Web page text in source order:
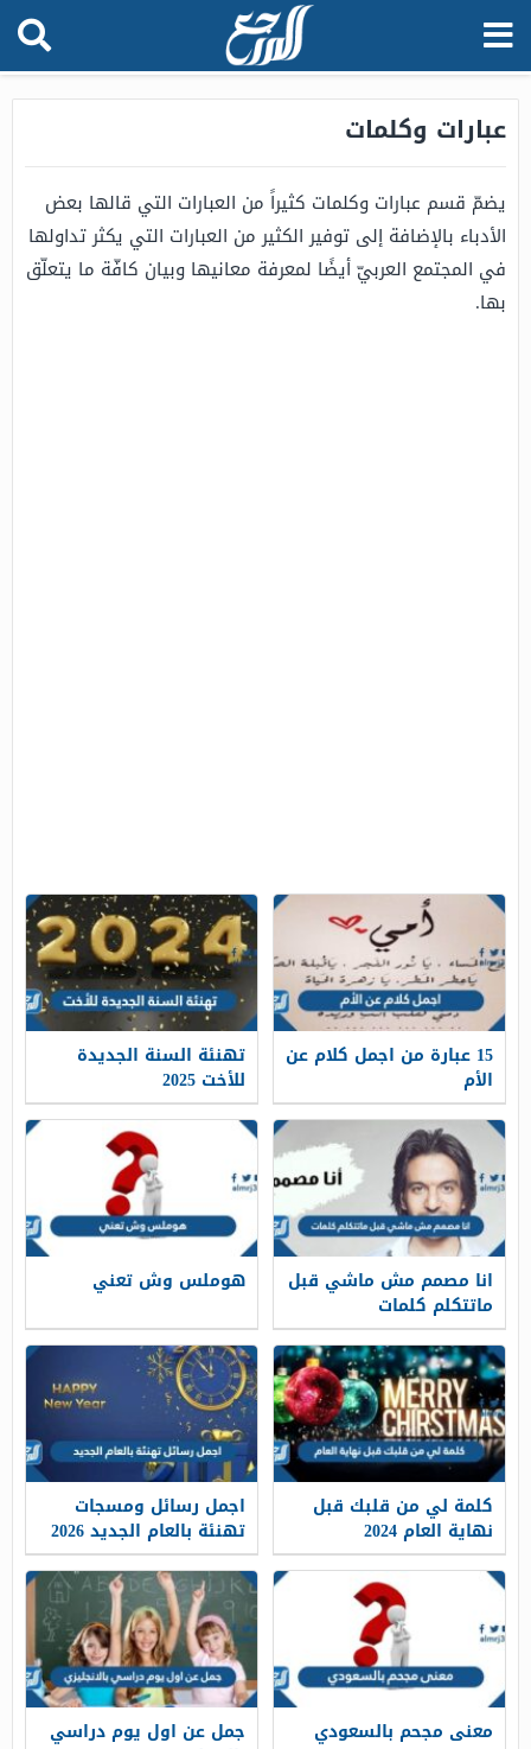
عبارات وكلمات
يضمّ قسم عبارات وكلمات كثيراً من العبارات التي قالها بعض
الأدباء بالإضافة إلى توفير الكثير من العبارات التي يكثر تداولها
في المجتمع العربيّ أيضًا لمعرفة معانيها وبيان كافّة ما يتعلّق
بها.
15 عبارة من اجمل كلام عن
الأم
تهنئة السنة الجديدة
للأخت 2025
انا مصمم مش ماشي قبل
ماتتكلم كلمات
هوملس وش تعني
كلمة لي من قلبك قبل
نهاية العام 2024
واستقبال 2025
اجمل رسائل ومسجات
تهنئة بالعام الجديد 2026
معنى مجحم بالسعودي جمل عن اول يوم دراسي